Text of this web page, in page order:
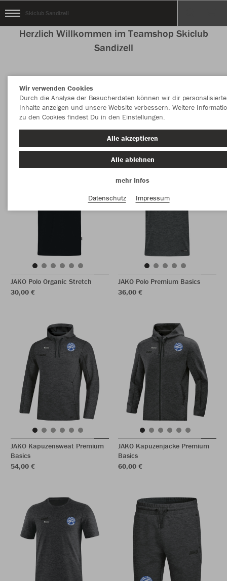
Skiclub Sandizell
Herzlich Willkommen im Teamshop Skiclub
Sandizell
Nachhaltig Farbe
JAKO Polo Organic Stretch
30,00 €
JAKO Polo Premium Basics
36,00 €
JAKO Kapuzensweat Premium
Basics
54,00 €
JAKO Kapuzenjacke Premium
Basics
60,00 €
Wir verwenden Cookies
Durch die Analyse der Besucherdaten können wir dir personalisierte
Inhalte anzeigen und unsere Website verbessern. Weitere
zu den Cookies findest Du in den Einstellungen.
Alle akzeptieren
Alle ablehnen
mehr Infos
Datenschutz
Impressum